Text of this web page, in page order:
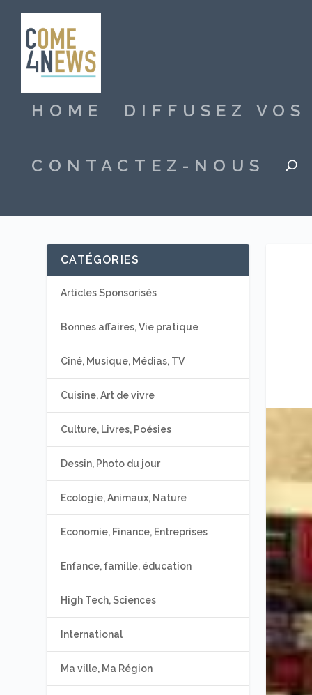
HOME DIFFUSEZ VOS
CONTACTEZ-NOUS
CATÉGORIES
Articles Sponsorisés
Bonnes affaires, Vie pratique
Ciné, Musique, Médias, TV
Cuisine, Art de vivre
Culture, Livres, Poésies
Dessin, Photo du jour
Ecologie, Animaux, Nature
Economie, Finance, Entreprises
Enfance, famille, éducation
High Tech, Sciences
International
Ma ville, Ma Région